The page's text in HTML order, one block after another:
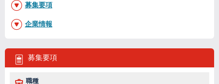
募集要項
職種
募集要項
企業情報